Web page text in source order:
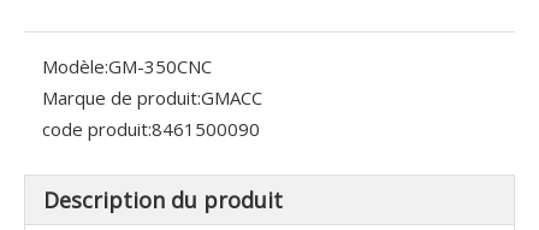
Modèle:GM-350CNC
Marque de produit:GMACC
code produit:8461500090
Description du produit